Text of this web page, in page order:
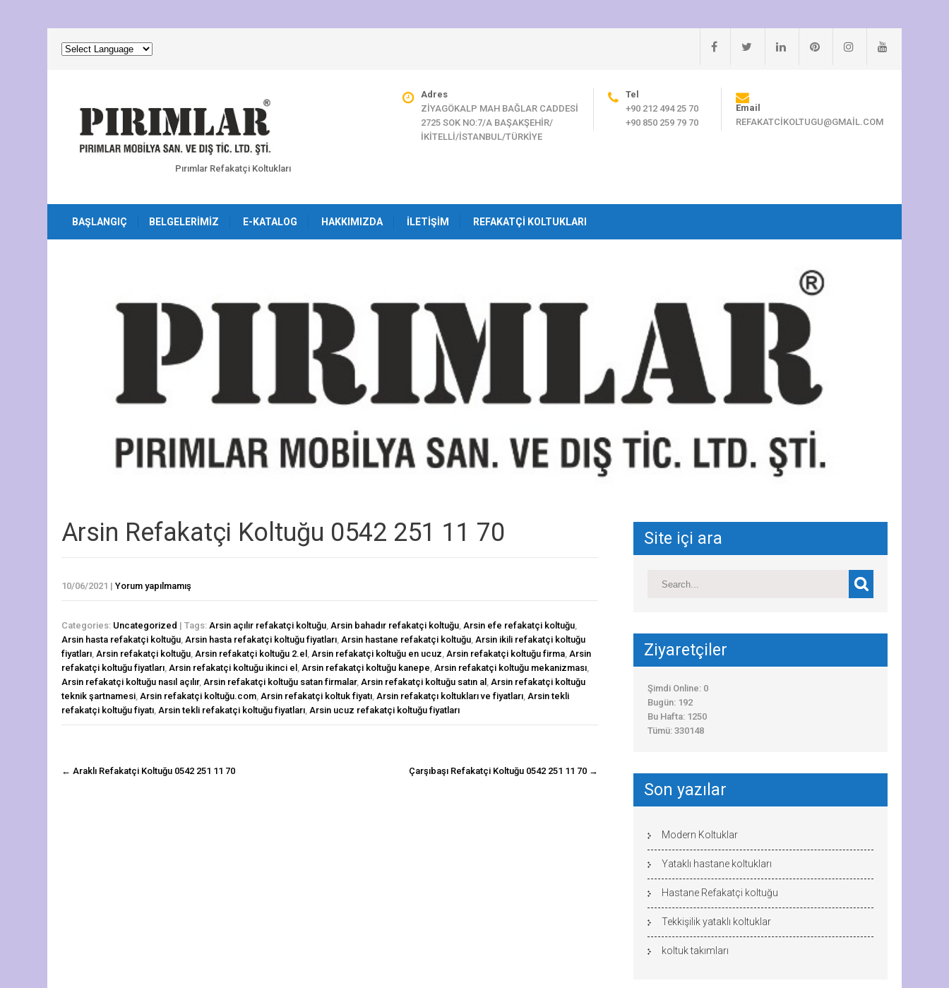
Pırımlar Refakatçi Koltukları
Adres
ZİYAGÖKALP MAH BAĞLAR CADDESİ
2725 SOK NO:7/A BAŞAKŞEHİR/
İKİTELLİ/İSTANBUL/TÜRKİYE
Tel
+90 212 494 25 70
+90 850 259 79 70
Email
REFAKATCIKOLTUGU@GMAIL.COM
BAŞLANGIÇ BELGELERIMIZ E-KATALOG HAKKIMIZDA İLETIŞIM REFAKATÇI KOLTUKLARI
Arsin Refakatçi Koltuğu 0542 251 11 70
10/06/2021 | Yorum yapılmamış
Categories: Uncategorized | Tags: Arsin açılır refakatçi koltuğu, Arsin bahadır refakatçi koltuğu, Arsin efe refakatçi koltuğu,
Arsin hasta refakatçi koltuğu, Arsin hasta refakatçi koltuğu fiyatları, Arsin hastane refakatçi koltuğu, Arsin ikili refakatçi koltuğu
fiyatları, Arsin refakatçi koltuğu, Arsin refakatçi koltuğu 2.el , Arsin refakatçi koltuğu en ucuz, Arsin refakatçi koltuğu firma, Arsin
refakatçi koltuğu fiyatları, Arsin refakatçi koltuğu ikinci el , Arsin refakatçi koltuğu kanepe, Arsin refakatçi koltuğu mekanizması,
Arsin refakatçi koltuğu nasıl açılır, Arsin refakatçi koltuğu satan firmalar, Arsin refakatçi koltuğu satın al , Arsin refakatçi koltuğu
teknik şartnamesi, Arsin refakatçi koltuğu.com, Arsin refakatçi koltuk fiyatı, Arsin refakatçı koltukları ve fiyatları, Arsin tekli
refakatçi koltuğu fiyatı, Arsin tekli refakatçi koltuğu fiyatları, Arsin ucuz refakatçi koltuğu fiyatları
navigasyon
← Araklı Refakatçi Koltuğu 0542 251 11 70 Çarşıbaşı Refakatçi Koltuğu 0542 251 11 70 →
Site içi ara
Ziyaretçiler
Şimdi Online: 0
Bugün: 192
Bu Hafta: 1250
Tümü: 330148
Son yazılar
Modern Koltuklar
Yataklı hastane koltukları
Hastane Refakatçi koltuğu
Tekkişilik yataklı koltuklar
koltuk takımları